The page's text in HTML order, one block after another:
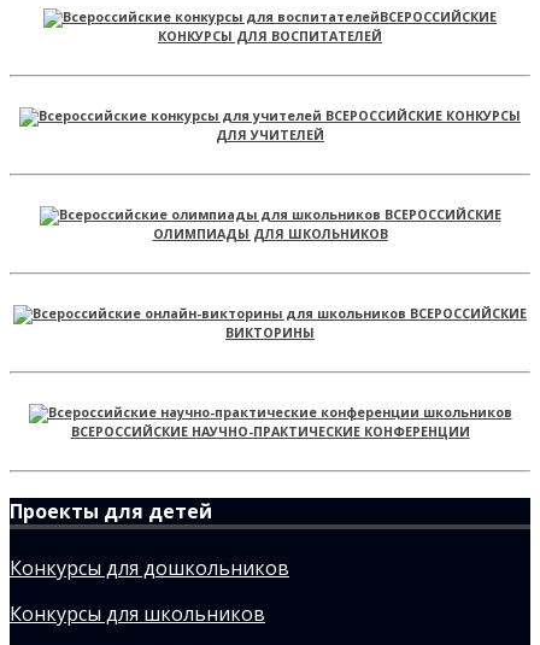
ВСЕРОССИЙСКИЕ
КОНКУРСЫ ДЛЯ ВОСПИТАТЕЛЕЙ
ВСЕРОССИЙСКИЕ КОНКУРСЫ
ДЛЯ УЧИТЕЛЕЙ
ВСЕРОССИЙСКИЕ
ОЛИМПИАДЫ ДЛЯ ШКОЛЬНИКОВ
ВСЕРОССИЙСКИЕ
ВИКТОРИНЫ
ВСЕРОССИЙСКИЕ НАУЧНО-ПРАКТИЧЕСКИЕ КОНФЕРЕНЦИИ
Проекты для детей
Конкурсы для дошкольников
Конкурсы для школьников